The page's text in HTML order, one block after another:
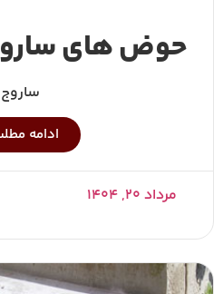
حوض های
ساروج
ادامه
مرداد ۲۰, ۱۴۰۴